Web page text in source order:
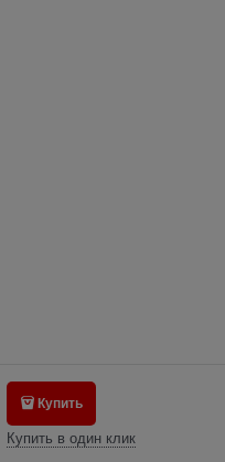
Купить
Купить в один клик